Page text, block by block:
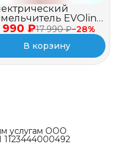
990 ₽17 990 ₽−28%
EVOline
2500
В корзину
услугам ООО
ОГРН 1123444000492